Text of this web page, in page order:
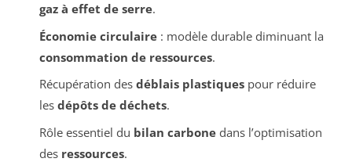
gaz à effet de serre.
Économie circulaire: modèle durable diminuant la
consommation de ressources.
Récupération des déblais plastiquespour réduire
les dépôts de déchets.
Rôle essentiel du bilan carbonedans l’optimisation
des ressources.